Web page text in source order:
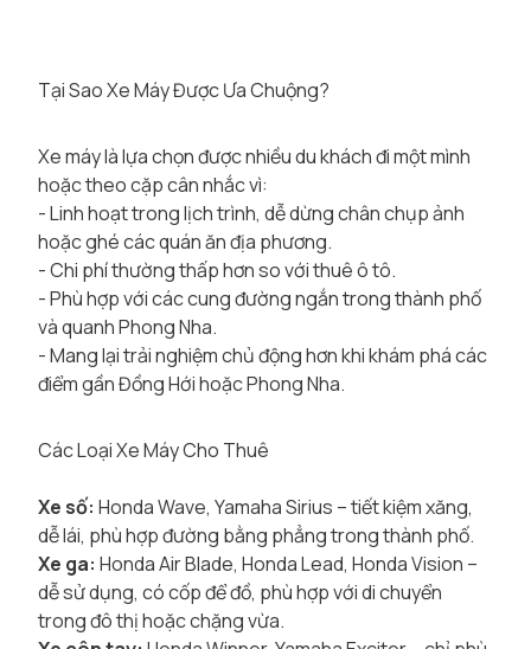
Tại Sao Xe Máy Được Ưa Chuộng?
Xe máy là lựa chọn được nhiều du khách đi một mình
hoặc theo cặp cân nhắc vì:
- Linh hoạt trong lịch trình, dễ dừng chân chụp ảnh
hoặc ghé các quán ăn địa phương.
- Chi phí thường thấp hơn so với thuê ô tô.
- Phù hợp với các cung đường ngắn trong thành phố
và quanh Phong Nha.
- Mang lại trải nghiệm chủ động hơn khi khám phá các
điểm gần Đồng Hới hoặc Phong Nha.
Các Loại Xe Máy Cho Thuê
Xe số: Honda Wave, Yamaha Sirius – tiết kiệm xăng,
dễ lái, phù hợp đường bằng phẳng trong thành phố.
Xe ga: Honda Air Blade, Honda Lead, Honda Vision –
dễ sử dụng, có cốp để đồ, phù hợp với di chuyển
trong đô thị hoặc chặng vừa.